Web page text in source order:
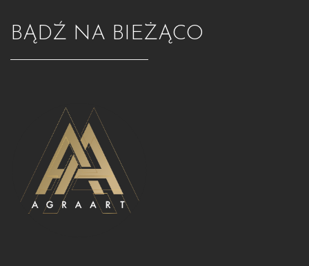
BĄDŹ NA BIEŻĄCO